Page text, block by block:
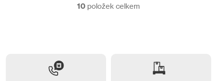
O
10 položek celkem